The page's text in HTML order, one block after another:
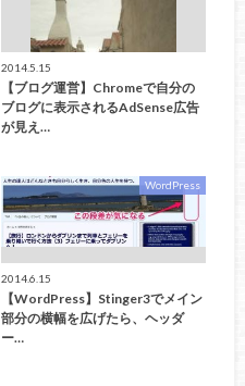
2014.5.15
【ブログ運営】Chromeで自分の
ブログに表示されるAdSense広告
が見え…
WordPress
2014.6.15
【WordPress】Stinger3でメイン
部分の横幅を広げたら、ヘッダ
ー…